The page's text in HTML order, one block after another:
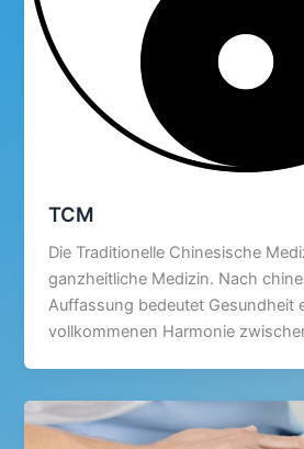
TCM
Die Traditionelle Chinesische
ganzheitliche Medizin. Nach
Auffassung bedeutet Gesundheit
vollkommenen Harmonie